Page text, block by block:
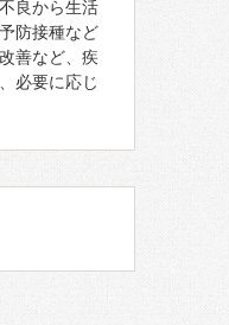
良から生活
防接種など
善など、疾
必要に応じ